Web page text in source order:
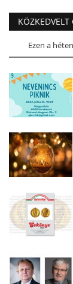
KÖZKEDVELT
Ezen a héten